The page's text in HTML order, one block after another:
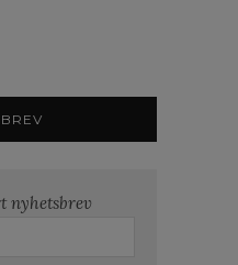
nyhetsbrev